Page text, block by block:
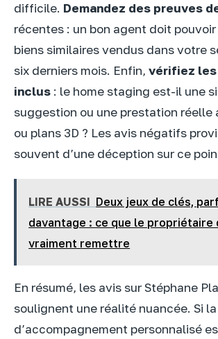
difficile. Demandez des preuves
récentes : un bon agent doit
biens similaires vendus dans votre
six derniers mois. Enfin, vérifiez
inclus : le home staging est-il une
suggestion ou une prestation réelle
ou plans 3D ? Les avis négatifs
souvent d’une déception sur ce
LIRE AUSSI Deux jeux de clés,
davantage : ce que le propriétaire
vraiment remettre
En résumé, les avis sur Stéphane
soulignent une réalité nuancée. Si
d’accompagnement personnalisé